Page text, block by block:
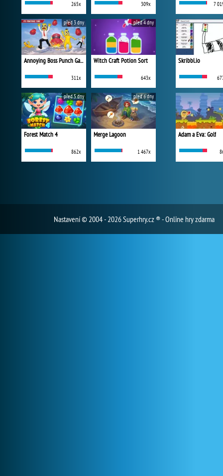
265x 309x
Annoying Boss Punch Game
311x
před 3 dny
Witch Craft Potion Sort
643x
před 4 dny
Forest Match 4
862x
před 5 dny
Merge Lagoon
1 467x
před 6 dny
7
Skribbl.io
Adam a Eva: Golf
Nastavení© 2004 - 2026 Superhry.cz ® - Online hry zdarma